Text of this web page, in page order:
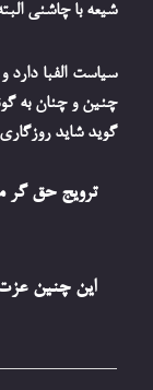
شیعه با چاشنی
سیاست الفبا
چنین و چنان به
گوید شاید
ترویج حق گر
این چنین